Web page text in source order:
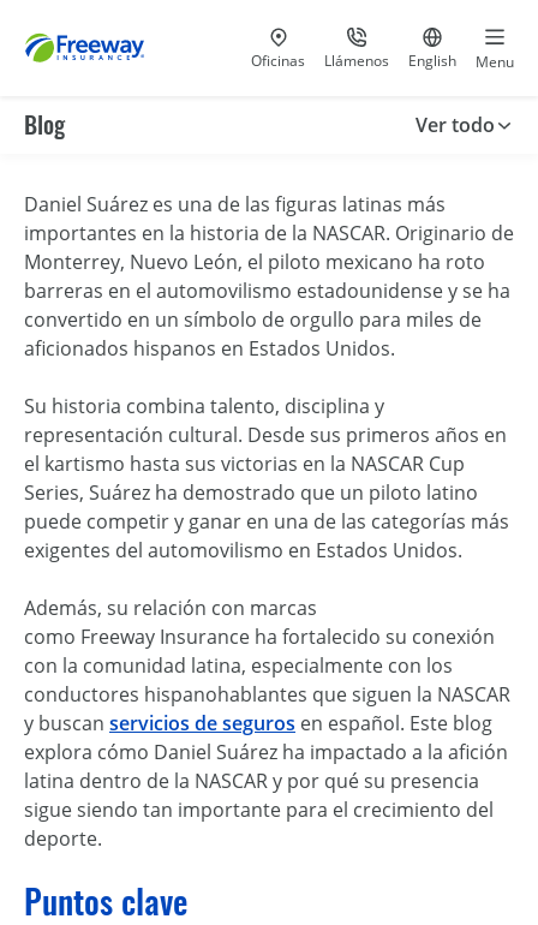
Visita nuestras
Oficinas Llámenos
al 800-441-5533
Ir al sitio
English Menu
Blog Ver todo
Daniel Suárez es una de las figuras latinas más
importantes en la historia de la NASCAR. Originario de
Monterrey, Nuevo León, el piloto mexicano ha roto
barreras en el automovilismo estadounidense y se ha
convertido en un símbolo de orgullo para miles de
aficionados hispanos en Estados Unidos.
Su historia combina talento, disciplina y
representación cultural. Desde sus primeros años en
el kartismo hasta sus victorias en la NASCAR Cup
Series, Suárez ha demostrado que un piloto latino
puede competir y ganar en una de las categorías más
exigentes del automovilismo en Estados Unidos.
Además, su relación con marcas
como Freeway Insurance ha fortalecido su conexión
con la comunidad latina, especialmente con los
conductores hispanohablantes que siguen la NASCAR
y buscan servicios de seguros en español. Este blog
explora cómo Daniel Suárez ha impactado a la afición
latina dentro de la NASCAR y por qué su presencia
sigue siendo tan importante para el crecimiento del
deporte.
Puntos clave